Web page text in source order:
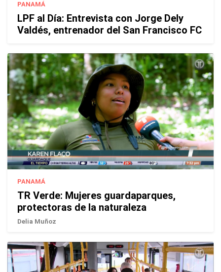
PANAMÁ
LPF al Día: Entrevista con Jorge Dely
Valdés, entrenador del San Francisco FC
PANAMÁ
TR Verde: Mujeres guardaparques,
protectoras de la naturaleza
Delia Muñoz